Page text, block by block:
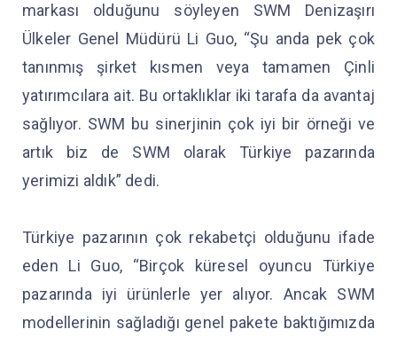
markası olduğunu söyleyen SWM Denizaşırı
Ülkeler Genel Müdürü Li Guo, “Şu anda pek çok
tanınmış şirket kısmen veya tamamen Çinli
yatırımcılara ait. Bu ortaklıklar iki tarafa da avantaj
sağlıyor. SWM bu sinerjinin çok iyi bir örneği ve
artık biz de SWM olarak Türkiye pazarında
yerimizi aldık” dedi.
Türkiye pazarının çok rekabetçi olduğunu ifade
eden Li Guo, “Birçok küresel oyuncu Türkiye
pazarında iyi ürünlerle yer alıyor. Ancak SWM
modellerinin sağladığı genel pakete baktığımızda